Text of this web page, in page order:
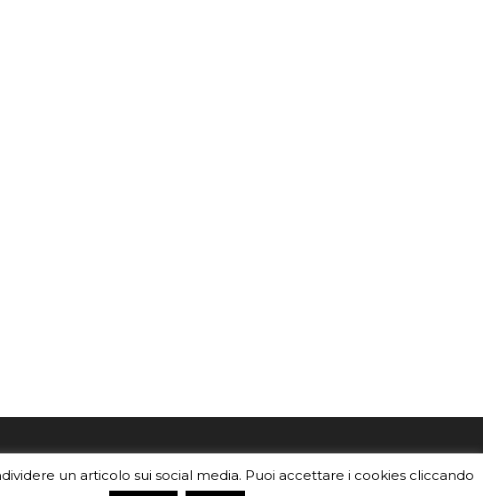
le tue foto o i
brochureda distribuire nella tua
un articolo sui social media. Puoi accettare i cookies cliccando